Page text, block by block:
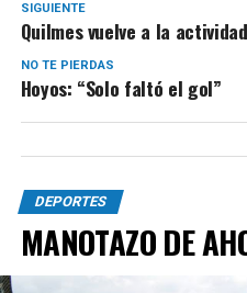
SIGUIENTE
Quilmes vuelve a la actividad
NO TE PIERDAS
Hoyos: “Solo faltó el gol”
DEPORTES
MANOTAZO DE